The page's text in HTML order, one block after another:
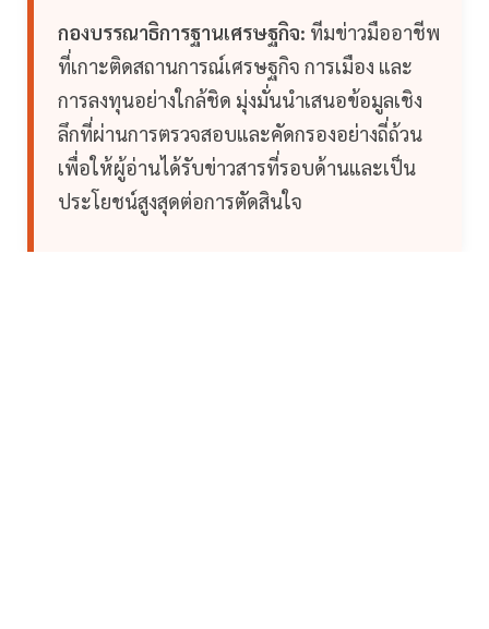
กองบรรณาธิการฐานเศรษฐกิจ: ทีมข่าวมืออาชีพ
ที่เกาะติดสถานการณ์เศรษฐกิจ การเมือง และ
การลงทุนอย่างใกล้ชิด มุ่งมั่นนำเสนอข้อมูลเชิง
ลึกที่ผ่านการตรวจสอบและคัดกรองอย่างถี่ถ้วน
เพื่อให้ผู้อ่านได้รับข่าวสารที่รอบด้านและเป็น
ประโยชน์สูงสุดต่อการตัดสินใจ